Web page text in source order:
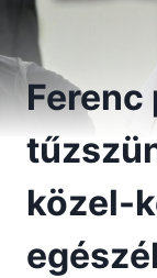
Ferenc
közel-